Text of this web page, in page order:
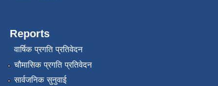
Reports
वार्षिक प्रगति प्रतिवेदन
चौमासिक प्रगति प्रतिवेदन
सार्वजनिक सुनुवाई